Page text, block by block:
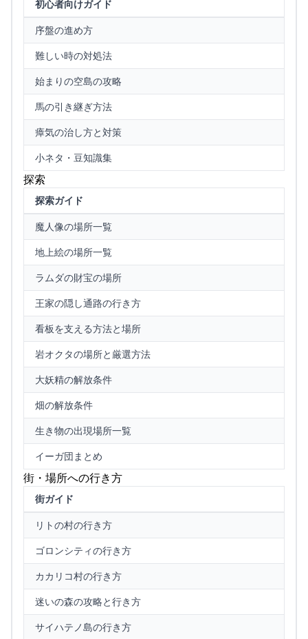
初心者向けガイド
序盤の進め方
難しい時の対処法
始まりの空島の攻略
馬の引き継ぎ方法
瘴気の治し方と対策
小ネタ・豆知識集
探索
探索ガイド
魔人像の場所一覧
地上絵の場所一覧
ラムダの財宝の場所
王家の隠し通路の行き方
看板を支える方法と場所
岩オクタの場所と厳選方法
大妖精の解放条件
畑の解放条件
生き物の出現場所一覧
イーガ団まとめ
街・場所への行き方
街ガイド
リトの村の行き方
ゴロンシティの行き方
カカリコ村の行き方
迷いの森の攻略と行き方
サイハテノ島の行き方